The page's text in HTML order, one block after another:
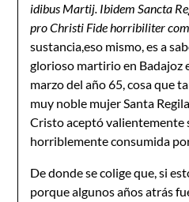
idibus Martij. Ibidem Sancta
pro Christi Fide horribiliter
sustancia,eso mismo, es a
glorioso martirio en Badajoz
marzo del año 65, cosa que
muy noble mujer Santa
Cristo aceptó valientemente
horriblemente consumida
De donde se colige que, si
porque algunos años atrás